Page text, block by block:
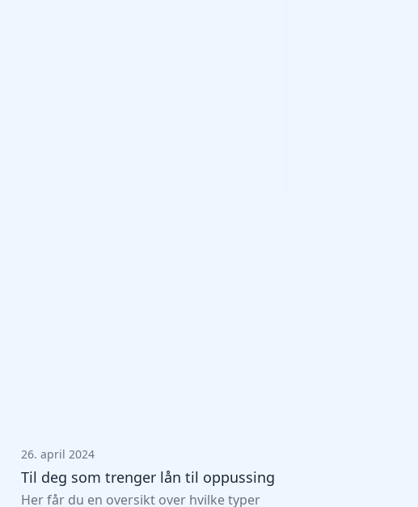
26. april 2024
Til deg som trenger lån til oppussing
Her får du en oversikt over hvilke typer